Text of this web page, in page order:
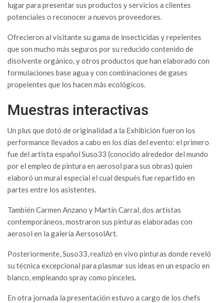
lugar para presentar sus productos y servicios a clientes
potenciales o reconocer a nuevos proveedores.
Ofrecieron al visitante su gama de insecticidas y repelentes
que son mucho más seguros por su reducido contenido de
disolvente orgánico, y otros productos que han elaborado con
formulaciones base agua y con combinaciones de gases
propelentes que los hacen más ecológicos.
Muestras interactivas
Un plus que dotó de originalidad a la Exhibición fueron los
performance llevados a cabo en los días del evento: el primero
fue del artista español Suso33 (conocido alrededor del mundo
por el empleo de pintura en aerosol para sus obras) quien
elaboró un mural especial el cual después fue repartido en
partes entre los asistentes.
También Carmen Anzano y Martín Carral, dos artistas
contemporáneos, mostraron sus pinturas elaboradas con
aerosol en la galería AersosolArt.
Posteriormente, Suso33, realizó en vivo pinturas donde reveló
su técnica excepcional para plasmar sus ideas en un espacio en
blanco, empleando spray como pinceles.
En otra jornada la presentación estuvo a cargo de los chefs